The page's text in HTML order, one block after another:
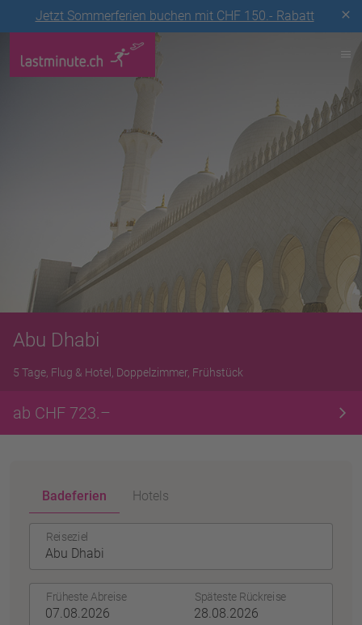
Abu Dhabi
5 Tage, Flug & Hotel, Doppelzimmer, Frühstück
ab CHF 723.–
Jetzt Sommerferien buchen mit CHF 150.- Rabatt
Badeferien Hotels
Reiseziel
Früheste Abreise Späteste Rückreise